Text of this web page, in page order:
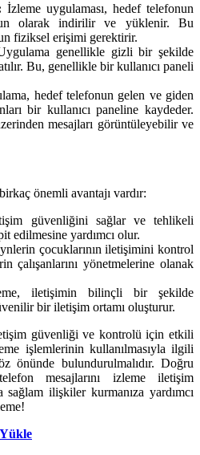
İzleme uygulaması, hedef telefonun
olarak indirilir ve yüklenir. Bu
fiziksel erişimi gerektirir.
genellikle gizli bir şekilde
Bu, genellikle bir kullanıcı paneli
hedef telefonun gelen ve giden
bir kullanıcı paneline kaydeder.
mesajları görüntüleyebilir ve
önemli avantajı vardır:
güvenliğini sağlar ve tehlikeli
edilmesine yardımcı olur.
çocuklarının iletişimini kontrol
çalışanlarını yönetmelerine olanak
iletişimin bilinçli bir şekilde
bir iletişim ortamı oluşturur.
güvenliği ve kontrolü için etkili
işlemlerinin kullanılmasıyla ilgili
önünde bulundurulmalıdır. Doğru
mesajlarını izleme iletişim
ilişkiler kurmanıza yardımcı
Yükle